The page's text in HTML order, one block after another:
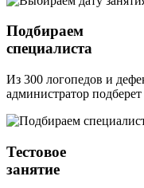
Подбираем
специалиста
Из 300 логопедов и
администратор
Тестовое
занятие